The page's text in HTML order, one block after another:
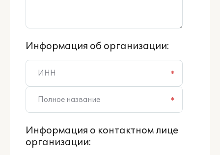
Информация об организации:
*
*
Информация о контактном лице
организации: